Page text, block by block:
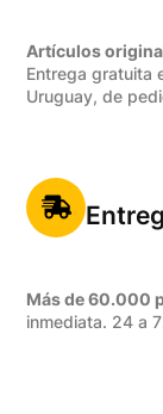
Artículos
Entrega gratuita
Uruguay, de
Más de 60.000
inmediata. 24 a